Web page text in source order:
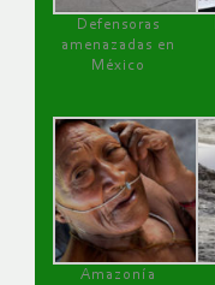
Defensoras
amenazadas en
México
Amazonía